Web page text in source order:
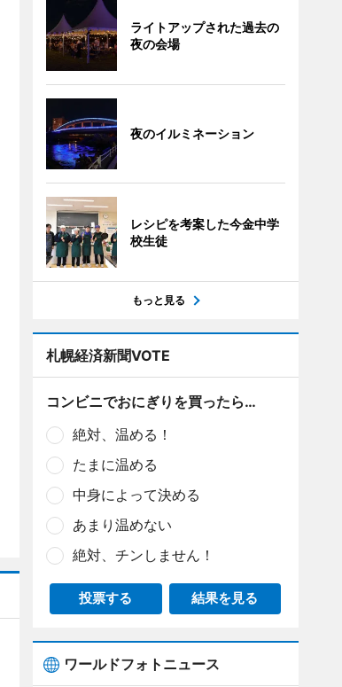
ライトアップされた過去の
夜の会場
夜のイルミネーション
レシピを考案した今金中学
校生徒
もっと見る
札幌経済新聞VOTE
コンビニでおにぎりを買ったら…
絶対、温める！
たまに温める
中身によって決める
あまり温めない
絶対、チンしません！
投票する 結果を見る
ワールドフォトニュース